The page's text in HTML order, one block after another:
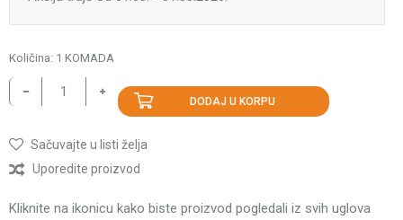
Količina: 1 KOMADA
DODAJ U KORPU
Sačuvajte u listi želja
Uporedite proizvod
Kliknite na ikonicu kako biste proizvod pogledali iz svih uglova